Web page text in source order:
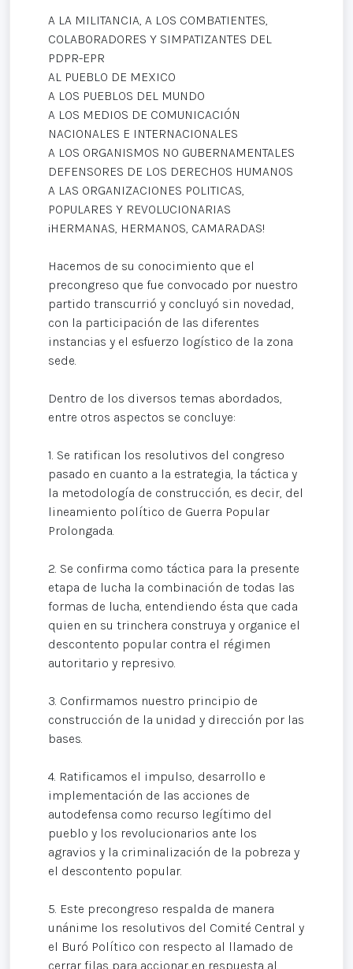
A LA MILITANCIA, A LOS COMBATIENTES,
COLABORADORES Y SIMPATIZANTES DEL
PDPR-EPR
AL PUEBLO DE MEXICO
A LOS PUEBLOS DEL MUNDO
A LOS MEDIOS DE COMUNICACIÓN
NACIONALES E INTERNACIONALES
A LOS ORGANISMOS NO GUBERNAMENTALES
DEFENSORES DE LOS DERECHOS HUMANOS
A LAS ORGANIZACIONES POLITICAS,
POPULARES Y REVOLUCIONARIAS
¡HERMANAS, HERMANOS, CAMARADAS!
Hacemos de su conocimiento que el
precongreso que fue convocado por nuestro
partido transcurrió y concluyó sin novedad,
con la participación de las diferentes
instancias y el esfuerzo logístico de la zona
sede.
Dentro de los diversos temas abordados,
entre otros aspectos se concluye:
1. Se ratifican los resolutivos del congreso
pasado en cuanto a la estrategia, la táctica y
la metodología de construcción, es decir, del
lineamiento político de Guerra Popular
Prolongada.
2. Se confirma como táctica para la presente
etapa de lucha la combinación de todas las
formas de lucha, entendiendo ésta que cada
quien en su trinchera construya y organice el
descontento popular contra el régimen
autoritario y represivo.
3. Confirmamos nuestro principio de
construcción de la unidad y dirección por las
bases.
4. Ratificamos el impulso, desarrollo e
implementación de las acciones de
autodefensa como recurso legítimo del
pueblo y los revolucionarios ante los
agravios y la criminalización de la pobreza y
el descontento popular.
5. Este precongreso respalda de manera
unánime los resolutivos del Comité Central y
el Buró Político con respecto al llamado de
cerrar filas para accionar en respuesta al